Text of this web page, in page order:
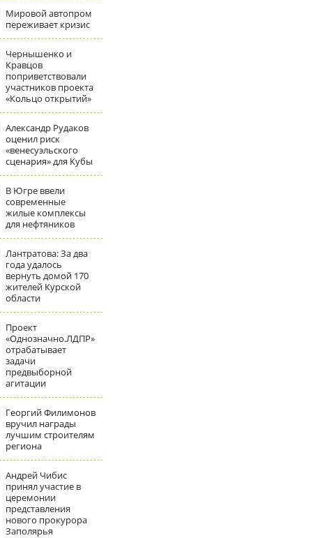
Мировой автопром
переживает кризис
Чернышенко и
Кравцов
поприветствовали
участников проекта
«Кольцо открытий»
Александр Рудаков
оценил риск
«венесуэльского
сценария» для Кубы
В Югре ввели
современные
жилые комплексы
для нефтяников
Лантратова: За два
года удалось
вернуть домой 170
жителей Курской
области
Проект
«Однозначно.ЛДПР»
отрабатывает
задачи
предвыборной
агитации
Георгий Филимонов
вручил награды
лучшим строителям
региона
Андрей Чибис
принял участие в
церемонии
представления
нового прокурора
Заполярья